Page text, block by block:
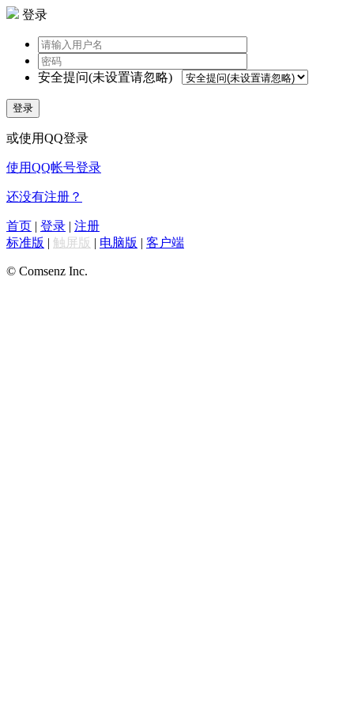
登录
安全提问(未设置请忽略)
登录
或使用QQ登录
使用QQ帐号登录
还没有注册？
首页 | 登录 | 注册
标准版 | 触屏版 | 电脑版 | 客户端
© Comsenz Inc.